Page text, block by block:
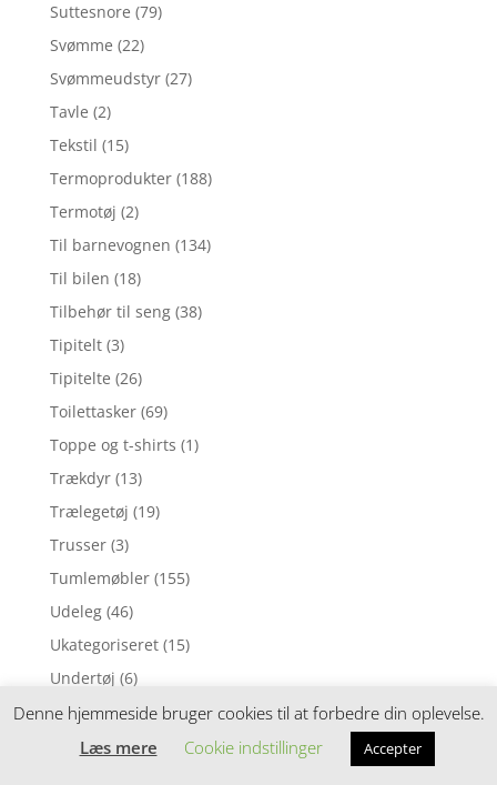
Suttesnore (79)
Svømme (22)
Svømmeudstyr (27)
Tavle (2)
Tekstil (15)
Termoprodukter (188)
Termotøj (2)
Til barnevognen (134)
Til bilen (18)
Tilbehør til seng (38)
Tipitelt (3)
Tipitelte (26)
Toilettasker (69)
Toppe og t-shirts (1)
Trækdyr (13)
Trælegetøj (19)
Trusser (3)
Tumlemøbler (155)
Udeleg (46)
Ukategoriseret (15)
Undertøj (6)
Uroer (129)
Vådservietter (1)
Denne hjemmeside bruger cookies til at forbedre din oplevelse.
Læs mere
Cookie indstillinger Accepter